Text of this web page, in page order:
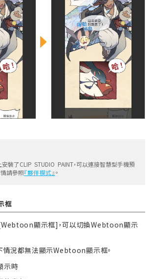
裝了CLIP STUDIO PAINT，可以連接智慧型手機預
請參照『夥伴模式』。
框
顯示框]，可以切換Webtoon顯示
情況都無法顯示Webtoon顯示框。
示時